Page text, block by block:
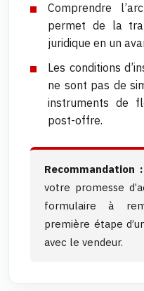
Comprendre
permet de la
juridique en un
Les conditions
ne sont pas de
instruments de
post-offre.
Recommandation :
votre promesse
formulaire à
première étape
avec le vendeur.